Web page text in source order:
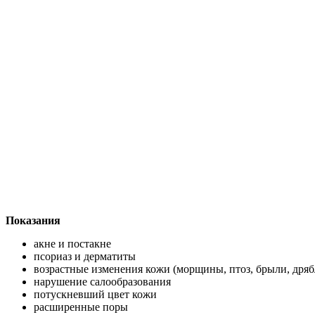
Показания
акне и постакне
псориаз и дерматиты
возрастные изменения кожи (морщины, птоз, брыли,
нарушение салообразования
потускневший цвет кожи
расширенные поры